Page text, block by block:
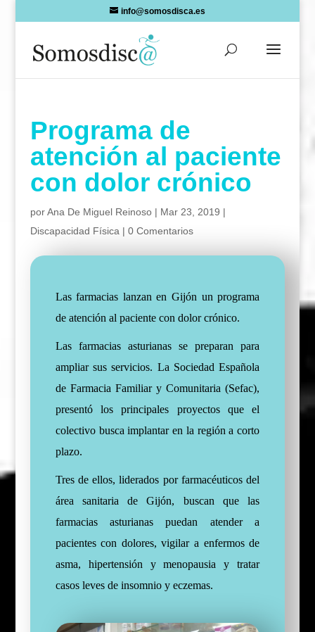
info@somosdisca.es
Programa de
atención al paciente
con dolor crónico
porAna De Miguel Reinoso| Mar 23, 2019 |
Discapacidad Física | 0 Comentarios
Las farmacias lanzan en Gijón un programa
de atención al paciente con dolor crónico.
Las farmacias asturianas se preparan para
ampliar sus servicios. La Sociedad Española
de Farmacia Familiar y Comunitaria (Sefac),
presentó los principales proyectos que el
colectivo busca implantar en la región a corto
plazo.
Tres de ellos, liderados por farmacéuticos del
área sanitaria de Gijón, buscan que las
farmacias asturianas puedan atender a
pacientes con dolores, vigilar a enfermos de
asma, hipertensión y menopausia y tratar
casos leves de insomnio y eczemas.